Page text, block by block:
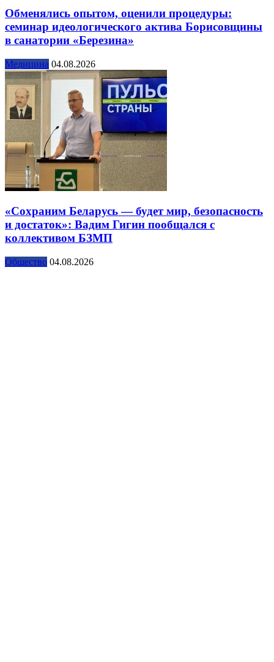
Обменялись опытом, оценили процедуры:
семинар идеологического актива Борисовщины
в санатории «Березина»
Медицина 04.08.2026
«Сохраним Беларусь — будет мир, безопасность
и достаток»: Вадим Гигин пообщался с
коллективом БЗМП
Общество 04.08.2026